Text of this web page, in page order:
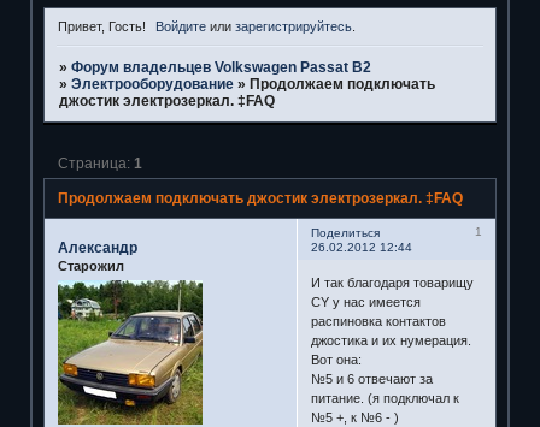
Привет, Гость! Войдите илизарегистрируйтесь
» Форум владельцев Volkswagen Passat B2
» Электрооборудование » Продолжаем подключать
джостик электрозеркал. ‡FAQ
Продолжаем подключать джостик электрозеркал. ‡FAQ
Страница: 1
Поделиться
1
26.02.2012 12:44
Александр
Старожил
И так благодаря товарищу
CY у нас имеется
распиновка контактов
джостика и их нумерация.
Вот она:
№5 и 6 отвечают за
питание. (я подключал к
№5 +, к №6 - )